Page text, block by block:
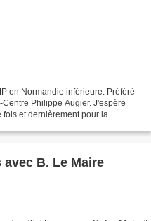
en Normandie inférieure. Préféré
Philippe Augier. J'espère
et dernièrement pour la
B. Le Maire